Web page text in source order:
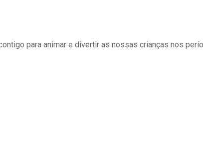
para animar e divertir as nossas crianças nos